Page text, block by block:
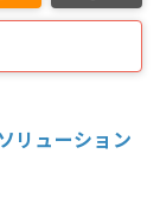
ューション